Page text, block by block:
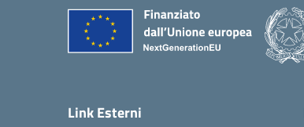
Link Esterni